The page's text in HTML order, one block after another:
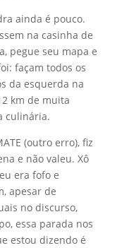
ainda é pouco.
na casinha de
pegue seu mapa e
façam todos os
da esquerda na
km de muita
culinária.
(outro erro), fiz
e não valeu. Xô
era fofo e
apesar de
no discurso,
essa parada nos
estou dizendo é